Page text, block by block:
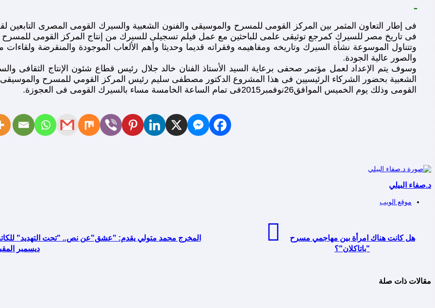
ـ
فى إطار التعاون المثمر بين المركز القومى للمسرح والموسيقى والفنون الشعبية والسيرك القومى المصرى التابعين
فى تاريخ مصر للسيرك كمرجع توثيقى علمى للباحثين مع عمل فيلم تسجيلى للسيرك من إنتاج المركز القومى للمسرح
وتتناول الموسوعة نشأة السيرك وتاريخه ومفاهيمه وفقراته قديما وحديثا وأهم الألعاب الموجودة والمنقرضة
والصور عالية الجودة.
وسوف يتم الإعداد لعمل مؤتمر صحفى برعاية السيد الأستاذ الفنان خالد جلال رئيس قطاع شئون الإنتاج الثقافى
الشعبية بحضور الشركاء الرئيسيين فى هذا المشروع الدكتور مصطفى سليم رئيس المركز القومي للمسرح والموسيقى
القومى وذلك يوم الخميس الموافق26نوفمبر2015فى تمام الساعة الخامسة مساء بالسيرك القومى فى العجوزة.
د.صفاء البيلي
موقع الويب
المخرج محمد متولي يقدم: "عشق"عن نص.. "تحت التهديد"
ديسمبر
هل كانت هناك امرأة بين مهاجمي مسرح
"باتاكلان"؟
مقالات ذات صلة